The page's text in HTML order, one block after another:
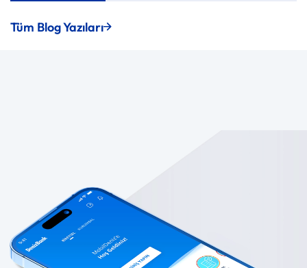
Tüm Blog Yazıları